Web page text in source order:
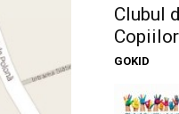
Clubul
GOKID